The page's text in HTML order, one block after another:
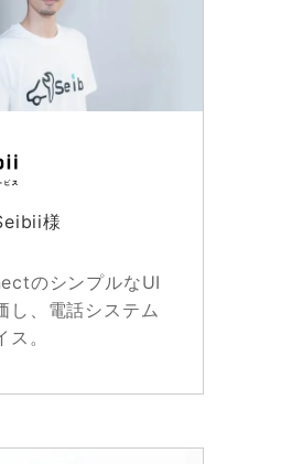
様
のシンプルなUI
し、電話システム
。